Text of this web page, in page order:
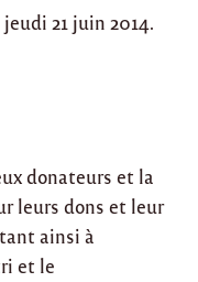
21 juin 2014.
donateurs et la
leurs dons et leur
ainsi à
et le